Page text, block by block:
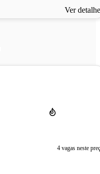
Ver
4 vagas neste